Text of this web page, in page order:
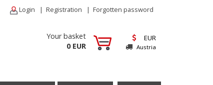
Login | Registration | Forgotten password
Your basket
0 EUR
EUR
Austria